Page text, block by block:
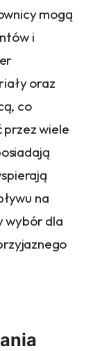
mogą
i
oraz
co
przez wiele
na
wybór dla